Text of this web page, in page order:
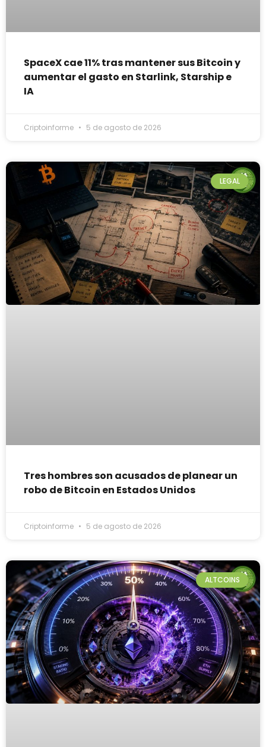
SpaceX cae 11% tras mantener sus Bitcoin y
aumentar el gasto en Starlink, Starship e
IA
Criptoinforme 5 de agosto de 2026
LEGAL
Tres hombres son acusados de planear un
robo de Bitcoin en Estados Unidos
Criptoinforme 5 de agosto de 2026
ALTCOINS